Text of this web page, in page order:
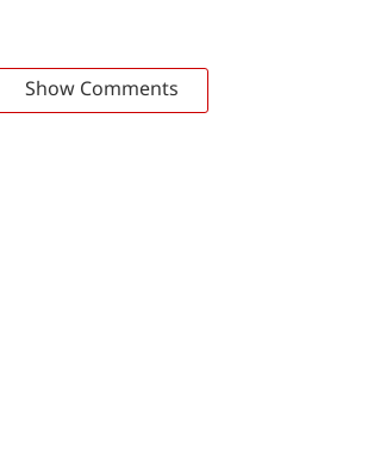
Show Comments